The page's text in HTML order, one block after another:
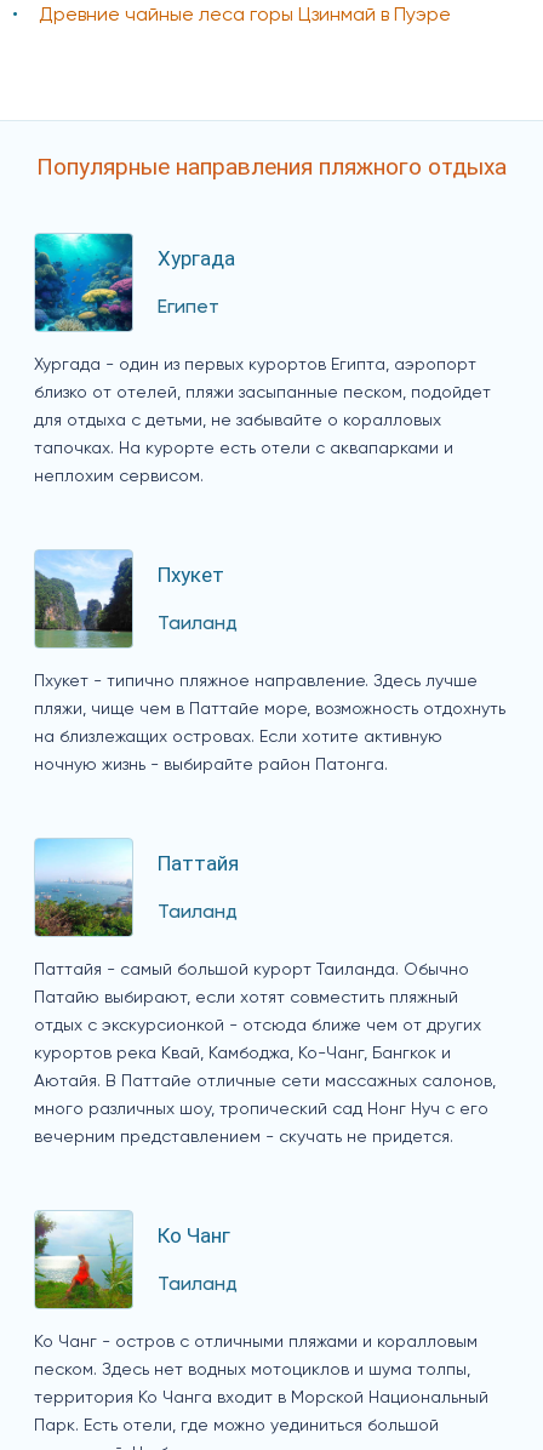
Древние чайные леса горы Цзинмай в Пуэре
Популярные направления пляжного отдыха
Хургада
Египет
Хургада - один из первых курортов Египта, аэропорт
близко от отелей, пляжи засыпанные песком, подойдет
для отдыха с детьми, не забывайте о коралловых
тапочках. На курорте есть отели с аквапарками и
неплохим сервисом.
Пхукет
Таиланд
Пхукет - типично пляжное направление. Здесь лучше
пляжи, чище чем в Паттайе море, возможность отдохнуть
на близлежащих островах. Если хотите активную
ночную жизнь - выбирайте район Патонга.
Паттайя
Таиланд
Паттайя - самый большой курорт Таиланда. Обычно
Патайю выбирают, если хотят совместить пляжный
отдых с экскурсионкой - отсюда ближе чем от других
курортов река Квай, Камбоджа, Ко-Чанг, Бангкок и
Аютайя. В Паттайе отличные сети массажных салонов,
много различных шоу, тропический сад Нонг Нуч с его
вечерним представлением - скучать не придется.
Ко Чанг
Таиланд
Ко Чанг - остров с отличными пляжами и коралловым
песком. Здесь нет водных мотоциклов и шума толпы,
территория Ко Чанга входит в Морской Национальный
Парк. Есть отели, где можно уединиться большой